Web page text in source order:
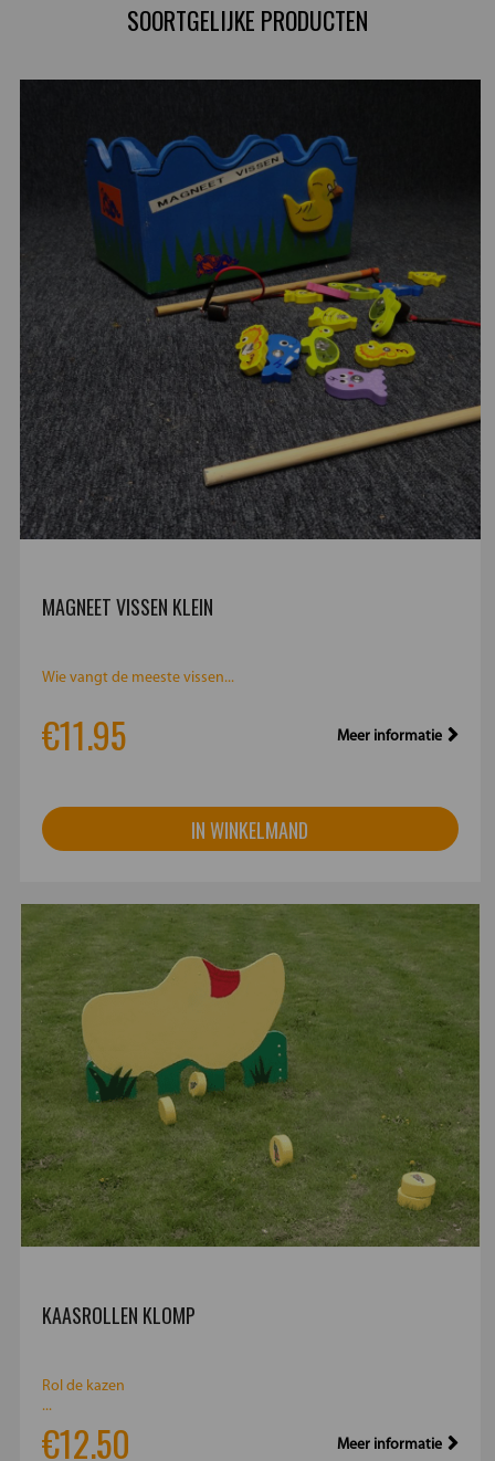
SOORTGELIJKE PRODUCTEN
MAGNEET VISSEN KLEIN
Wie vangt de meeste vissen...
€11.95 Meer informatie
IN WINKELMAND
KAASROLLEN KLOMP
Rol de kazen
...
€12.50 Meer informatie